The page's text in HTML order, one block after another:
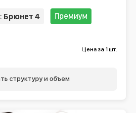
Брюнет 4 Премиум
Цена за 1 шт.
структуру и объем